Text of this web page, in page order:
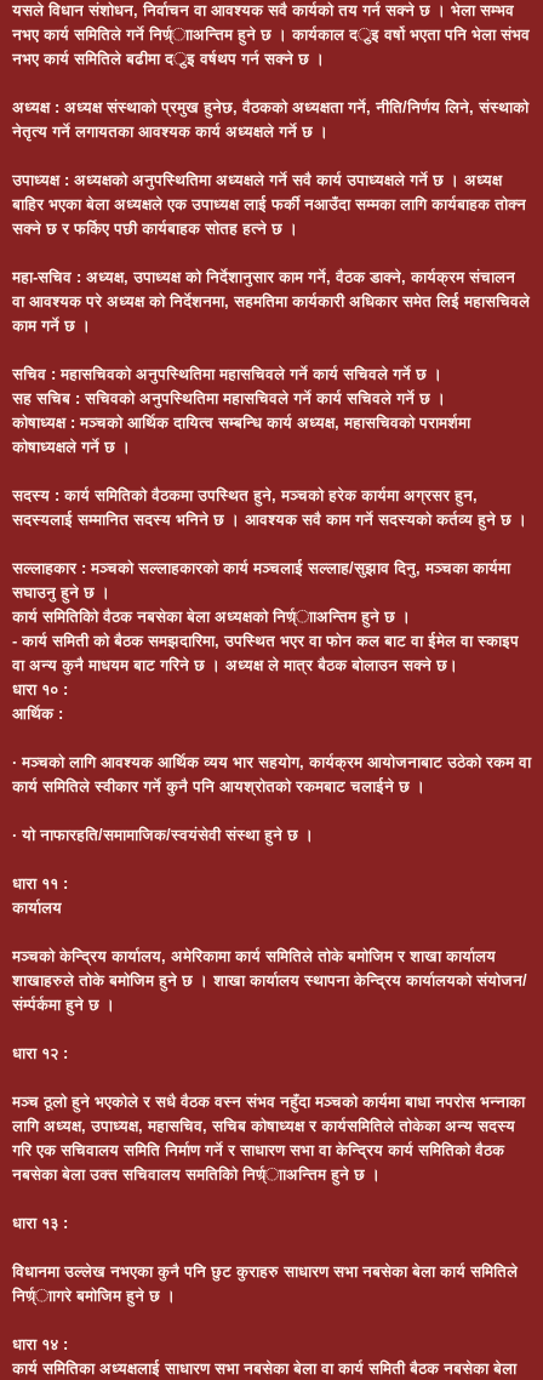
यसले विधान संशोधन, निर्वाचन वा आवश्यक सवै कार्यको तय गर्न सक्ने छ । भेला सम्भव
नभए कार्य समितिले गर्ने निर्ण्र्ााअन्तिम हुने छ । कार्यकाल दर्ुइ वर्षो भएता पनि भेला संभव
नभए कार्य समितिले बढीमा दर्ुइ वर्षथप गर्न सक्ने छ ।
अध्यक्ष : अध्यक्ष संस्थाको प्रमुख हुनेछ, वैठकको अध्यक्षता गर्ने, नीति/निर्णय लिने, संस्थाको
नेतृत्य गर्ने लगायतका आवश्यक कार्य अध्यक्षले गर्ने छ ।
उपाध्यक्ष : अध्यक्षको अनुपस्थितिमा अध्यक्षले गर्ने सवै कार्य उपाध्यक्षले गर्ने छ । अध्यक्ष
बाहिर भएका बेला अध्यक्षले एक उपाध्यक्ष लाई फर्की नआउँदा सम्मका लागि कार्यबाहक तोक्न
सक्ने छ र फर्किए पछी कार्यबाहक सोतह हत्ने छ ।
महा-सचिव : अध्यक्ष, उपाध्यक्ष को निर्देशानुसार काम गर्ने, वैठक डाक्ने, कार्यक्रम संचालन
वा आवश्यक परे अध्यक्ष को निर्देशनमा, सहमतिमा कार्यकारी अधिकार समेत लिई महासचिवले
काम गर्ने छ ।
सचिव : महासचिवको अनुपस्थितिमा महासचिवले गर्ने कार्य सचिवले गर्ने छ ।
सह सचिब : सचिवको अनुपस्थितिमा महासचिवले गर्ने कार्य सचिवले गर्ने छ ।
कोषाध्यक्ष : मञ्चको आर्थिक दायित्व सम्बन्धि कार्य अध्यक्ष, महासचिवको परामर्शमा
कोषाध्यक्षले गर्ने छ ।
सदस्य : कार्य समितिको वैठकमा उपस्थित हुने, मञ्चको हरेक कार्यमा अग्रसर हुन,
सदस्यलाई सम्मानित सदस्य भनिने छ । आवश्यक सवै काम गर्ने सदस्यको कर्तव्य हुने छ ।
सल्लाहकार : मञ्चको सल्लाहकारको कार्य मञ्चलाई सल्लाह/सुझाव दिनु, मञ्चका कार्यमा
सघाउनु हुने छ ।
कार्य समितिकिो वैठक नबसेका बेला अध्यक्षको निर्ण्र्ााअन्तिम हुने छ ।
- कार्य समिती को बैठक समझदारिमा, उपस्थित भएर वा फोन कल बाट वा ईमेल वा स्काइप
वा अन्य कुनै माधयम बाट गरिने छ । अध्यक्ष ले मात्र बैठक बोलाउन सक्ने छ।
धारा १० :
आर्थिक :
· मञ्चको लागि आवश्यक आर्थिक व्यय भार सहयोग, कार्यक्रम आयोजनाबाट उठेको रकम वा
कार्य समितिले स्वीकार गर्ने कुनै पनि आयश्रोतको रकमबाट चलाईने छ ।
· यो नाफारहति/समामाजिक/स्वयंसेवी संस्था हुने छ ।
धारा ११ :
कार्यालय
मञ्चको केन्द्रिय कार्यालय, अमेरिकामा कार्य समितिले तोके बमोजिम र शाखा कार्यालय
शाखाहरुले तोके बमोजिम हुने छ । शाखा कार्यालय स्थापना केन्द्रिय कार्यालयको संयोजन/
संर्म्पर्कमा हुने छ ।
धारा १२ :
मञ्च ठूलो हुने भएकोले र सधै वैठक वस्न संभव नहुँदा मञ्चको कार्यमा बाधा नपरोस भन्नाका
लागि अध्यक्ष, उपाध्यक्ष, महासचिव, सचिब कोषाध्यक्ष र कार्यसमितिले तोकेका अन्य सदस्य
गरि एक सचिवालय समिति निर्माण गर्ने र साधारण सभा वा केन्द्रिय कार्य समितिको वैठक
नबसेका बेला उक्त सचिवालय समतिकिो निर्ण्र्ााअन्तिम हुने छ ।
धारा १३ :
विधानमा उल्लेख नभएका कुनै पनि छुट कुराहरु साधारण सभा नबसेका बेला कार्य समितिले
निर्ण्र्ाागरे बमोजिम हुने छ ।
धारा १४ :
कार्य समितिका अध्यक्षलाई साधारण सभा नबसेका बेला वा कार्य समिती बैठक नबसेका बेला